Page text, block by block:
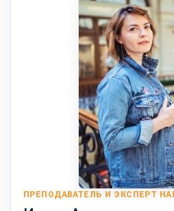
ПРЕПОДАВАТЕЛЬ И ЭКСПЕРТ